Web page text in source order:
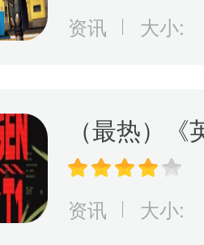
资讯 大小:
（最热）《
2023 MSI季
组赛：你一
手吧！Keria
资讯 大小: